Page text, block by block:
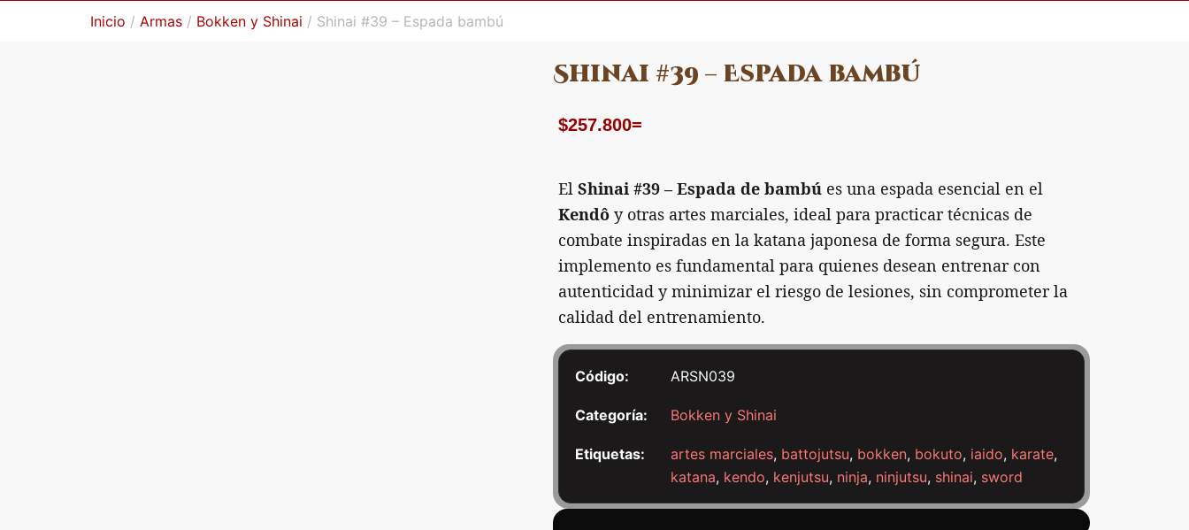
Inicio / Armas / Bokken y Shinai / Shinai #39 – Espada bambú
Shinai #39 – Espada bambú
$257.800=
El Shinai #39 – Espada de bambú es una espada esencial en el
Kendô y otras artes marciales, ideal para practicar técnicas de
combate inspiradas en la katana japonesa de forma segura. Este
implemento es fundamental para quienes desean entrenar con
autenticidad y minimizar el riesgo de lesiones, sin comprometer la
calidad del entrenamiento.
Código: ARSN039
Categoría: Bokken y Shinai
Etiquetas: artes marciales, battojutsu, bokken, bokuto, iaido, karate,
katana, kendo, kenjutsu, ninja, ninjutsu, shinai, sword